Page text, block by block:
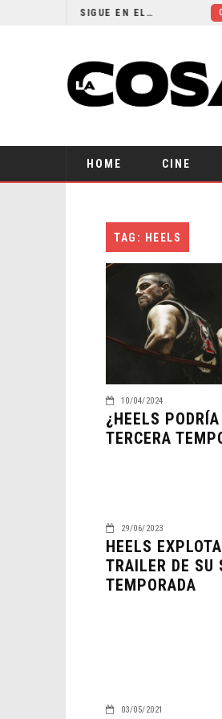
¿POR QUÉ FREE GUY 2 SIGUE EN EL LIMBO?
HOME CINE
TAG: HEELS
10/04/2024
¿HEELS
TERCERA
29/06/2023
HEELS
TRAILER DE SU
TEMPORADA
03/05/2021